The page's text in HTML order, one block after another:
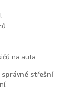
na auta
správné střešní